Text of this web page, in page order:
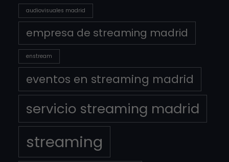
audiovisuales madrid
empresa de streaming madrid
enstream
eventos en streaming madrid
servicio streaming madrid
streaming